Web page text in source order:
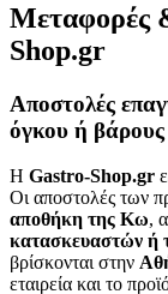
Μεταφορές
Shop.gr
Αποστολές
όγκου ή βάρους
Η Gastro-Shop.gr
Οι αποστολές των
αποθήκη της Κω,
κατασκευαστών ή
βρίσκονται στην
εταιρεία και το